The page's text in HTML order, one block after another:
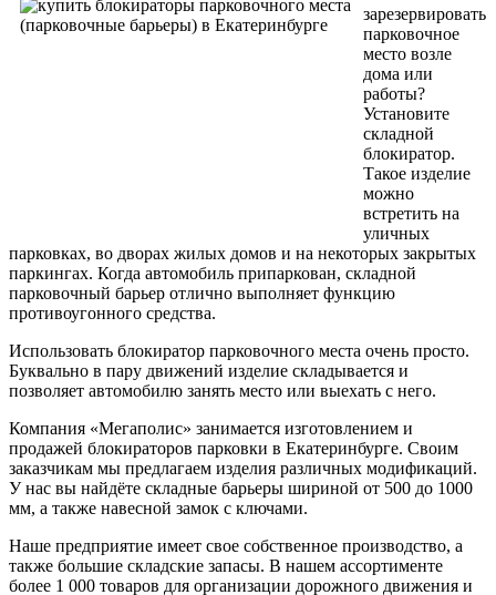
зарезервировать
парковочное
место возле
дома или
работы?
Установите
складной
блокиратор.
Такое изделие
можно
встретить на
уличных
парковках, во дворах жилых домов и на некоторых закрытых
паркингах. Когда автомобиль припаркован, складной
парковочный барьер отлично выполняет функцию
противоугонного средства.
Использовать блокиратор парковочного места очень просто.
Буквально в пару движений изделие складывается и
позволяет автомобилю занять место или выехать с него.
Компания «Мегаполис» занимается изготовлением и
продажей блокираторов парковки в Екатеринбурге. Своим
заказчикам мы предлагаем изделия различных модификаций.
У нас вы найдёте складные барьеры шириной от 500 до 1000
мм, а также навесной замок с ключами.
Наше предприятие имеет свое собственное производство, а
также большие складские запасы. В нашем ассортименте
более 1 000 товаров для организации дорожного движения и